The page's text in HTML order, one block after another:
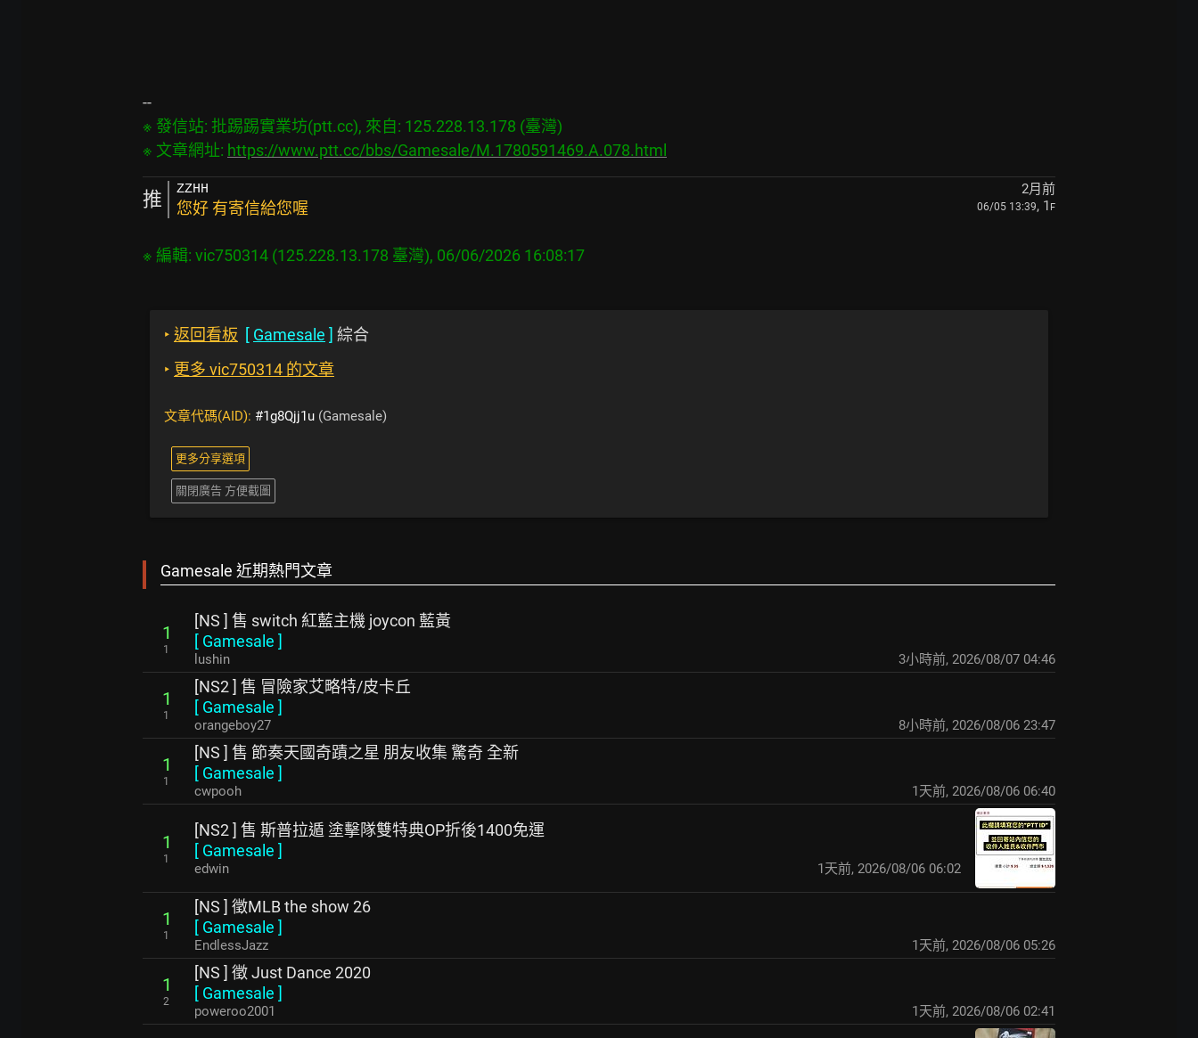
※ 發信站: 批踢踢實業坊(ptt.cc), 來自: 125.228.13.178 (臺灣)
※ 文章網址: https://www.ptt.cc/bbs/Gamesale/M.1780591469.A.078.html
推 ZZHH 2月前
您好 有寄信給您喔 06/05 13:39, 1 F
‣ 返回看板 [ Gamesale ] 綜合
‣ 更多 vic750314 的文章
文章代碼(AID): #1g8Qjj1u (Gamesale)
更多分享選項
關閉廣告 方便截圖
Gamesale 近期熱門文章
1
1
[NS ] 售 switch 紅藍主機 joycon 藍黃
[ Gamesale ]
lushin 3小時前, 2026/08/07 04:46
1
1
[NS2 ] 售 冒險家艾略特/皮卡丘
[ Gamesale ]
orangeboy27 8小時前, 2026/08/06 23:47
1
1
[NS ] 售 節奏天國奇蹟之星 朋友收集 驚奇 全新
[ Gamesale ]
cwpooh 1天前, 2026/08/06 06:40
1
1
[NS2 ] 售 斯普拉遁 塗擊隊雙特典OP折後1400免運
[ Gamesale ]
edwin 1天前, 2026/08/06 06:02
1
1
[NS ] 徵MLB the show 26
[ Gamesale ]
EndlessJazz 1天前, 2026/08/06 05:26
1
2
[NS ] 徵 Just Dance 2020
[ Gamesale ]
poweroo2001 1天前, 2026/08/06 02:41